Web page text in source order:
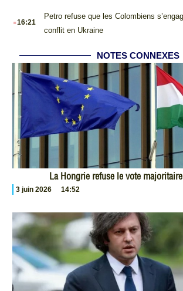
.16:21
Petro refuse que les Colombiens
conflit en Ukraine
NOTES CONNEXES
La Hongrie refuse le vote
3 juin 2026 14:52